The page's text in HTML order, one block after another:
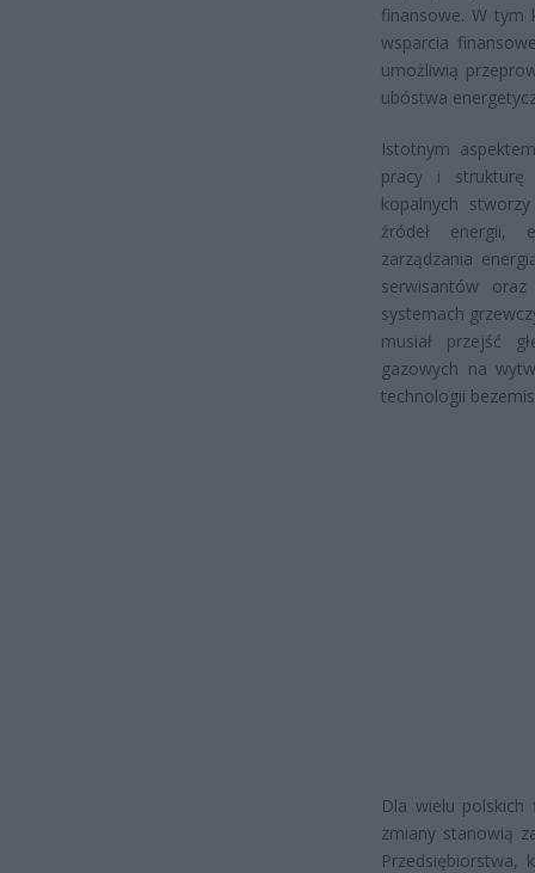
finansowe. W tym
wsparcia
umożliwią
ubóstwa
Istotnym
pracy i strukturę
kopalnych
źródeł energii,
zarządzania
serwisantów
systemach
musiał przejść
gazowych na
technologii
Dla wielu polskich
zmiany stanowią
Przedsiębiorstwa,